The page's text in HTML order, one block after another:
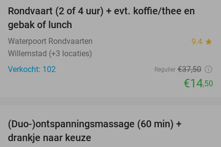
61%
Rondvaart (2 of 4 uur) + evt. koffie/thee en
gebak of lunch
Waterpoort Rondvaarten 9.4 star
Willemstad (+3 locaties)
Verkocht: 102
Regulier €37,50
€14,50
(Duo-)ontspanningsmassage (60 min) +
drankje naar keuze